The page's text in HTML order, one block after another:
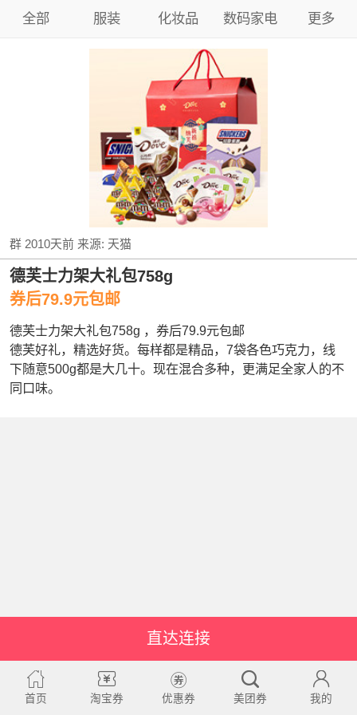
全部 服装 化妆品 数码家电 更多
群 2010天前来源: 天猫
德芙士力架大礼包758g
券后79.9元包邮
德芙士力架大礼包758g ，券后79.9元包邮
德芙好礼，精选好货。每样都是精品，7袋各色巧克力，线
下随意500g都是大几十。现在混合多种，更满足全家人的不
同口味。
直达连接
首页 淘宝券 优惠券 美团券 我的